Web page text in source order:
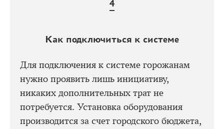
Как подключиться к системе
Для подключения к системе горожанам
нужно проявить лишь инициативу,
никаких дополнительных трат не
потребуется. Установка оборудования
производится за счет городского бюджета,